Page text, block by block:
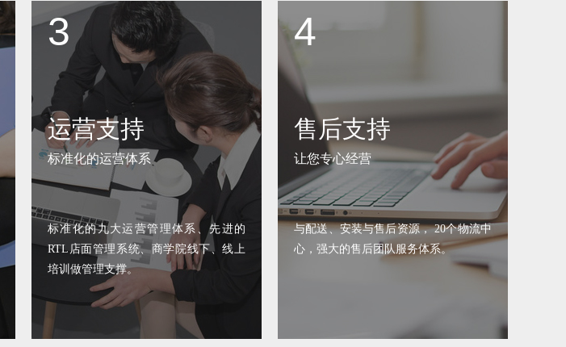
3
运营支持
标准化的运营体系
标准化的九大运营管理体系、先进的
RTL店面管理系统、商学院线下、线上
培训做管理支撑。
4
售后支持
让您专心经营
与配送、安装与售后资源， 20个物流中
心，强大的售后团队服务体系。